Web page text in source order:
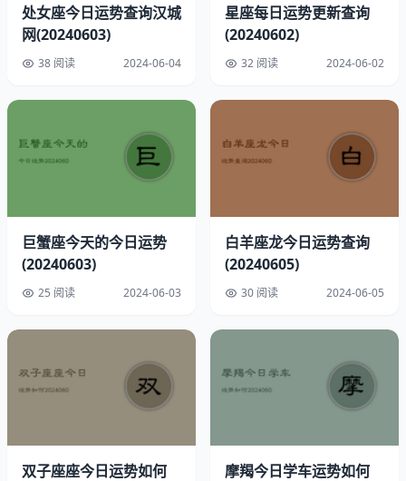
幸运方位：西方略偏北
开运物品：翡翠项链
处女座今日运势查询汉城
网(20240603)
38 阅读 2024-06-04
星座每日运势更新查询
(20240602)
32 阅读 2024-06-02
巨蟹座今天的今日运势
(20240603)
25 阅读 2024-06-03
白羊座龙今日运势查询
(20240605)
30 阅读 2024-06-05
双子座座今日运势如何 摩羯今日学车运势如何